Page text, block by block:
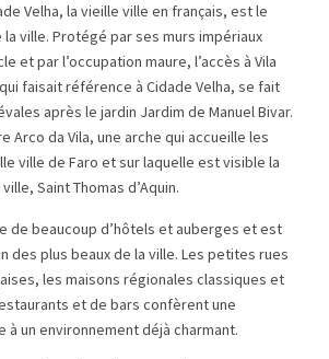
Velha, la vieille ville en français, est le
ville. Protégé par ses murs impériaux
et par l’occupation maure, l’accès à Vila
faisait référence à Cidade Velha, se fait
après le jardin Jardim de Manuel Bivar.
Arco da Vila, une arche qui accueille les
ville de Faro et sur laquelle est visible la
Saint Thomas d’Aquin.
de beaucoup d’hôtels et auberges et est
des plus beaux de la ville. Les petites rues
les maisons régionales classiques et
et de bars confèrent une
à un environnement déjà charmant.